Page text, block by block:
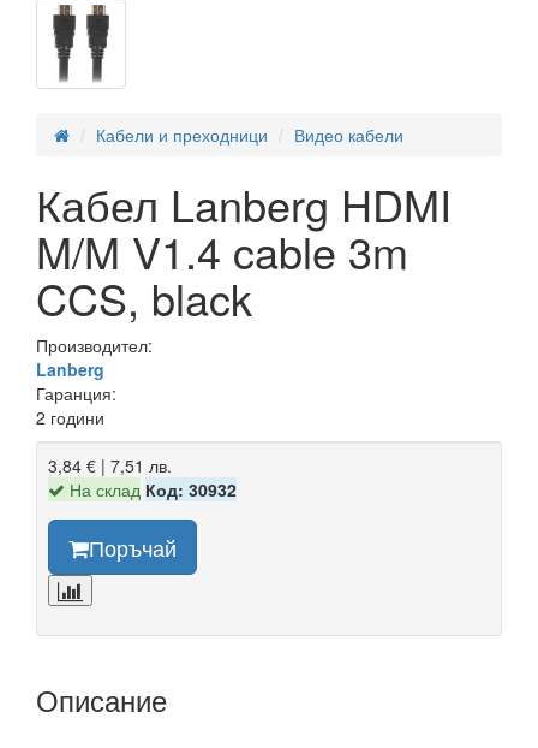
Кабели и преходници Видео кабели
Кабел Lanberg HDMI
M/M V1.4 cable 3m
CCS, black
Производител:
Lanberg
Гаранция:
2 години
3,84 € | 7,51 лв.
На склад Код: 30932
Поръчай
Описание